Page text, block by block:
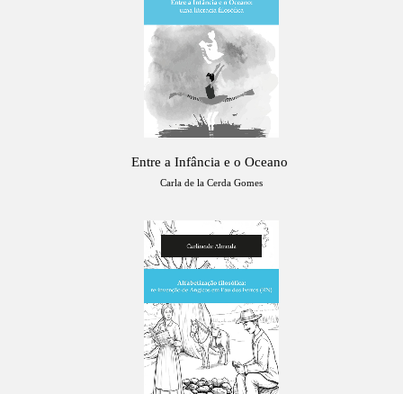
Entre a Infância e o Oceano
Carla de la Cerda Gomes